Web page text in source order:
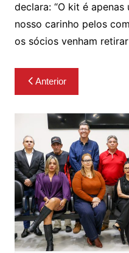
declara: “O kit é
nosso carinho pelos
os sócios venham
Navegação
de
Post
Anterior